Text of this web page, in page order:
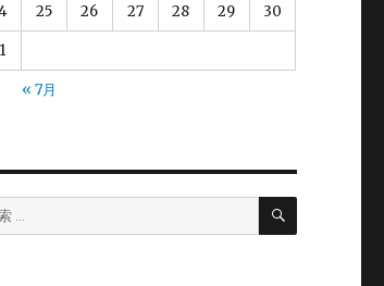
25 26 27 28 29 30
« 7月
検